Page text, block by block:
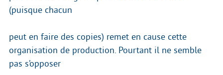
(puisque chacun
peut en faire des copies) remet en cause cette
organisation de production. Pourtant il ne semble
pas s’opposer